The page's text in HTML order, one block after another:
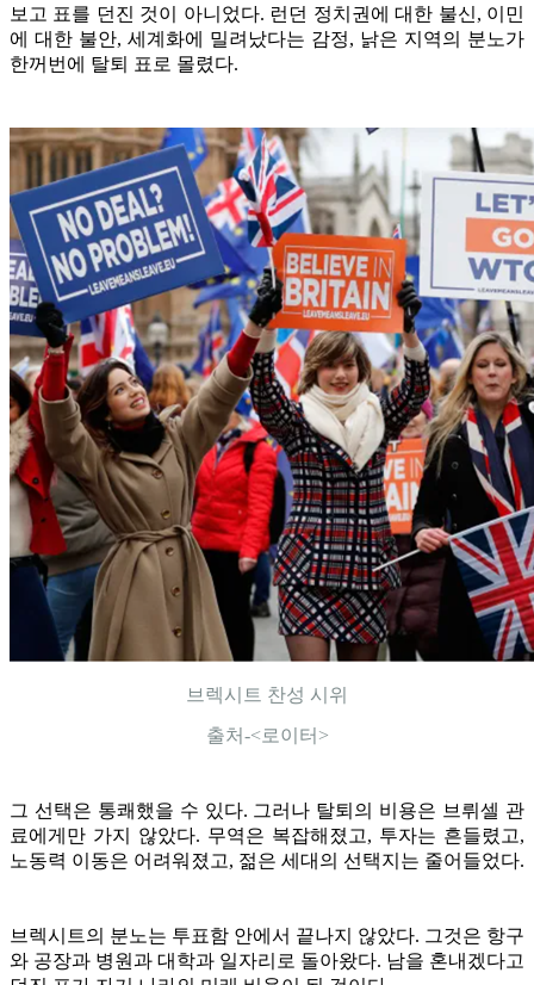
보고 표를 던진 것이 아니었다. 런던 정치권에 대한 불신, 이민
에 대한 불안, 세계화에 밀려났다는 감정, 낡은 지역의 분노가
한꺼번에 탈퇴 표로 몰렸다.
브렉시트 찬성 시위
출처-<로이터>
그 선택은 통쾌했을 수 있다. 그러나 탈퇴의 비용은 브뤼셀 관
료에게만 가지 않았다. 무역은 복잡해졌고, 투자는 흔들렸고,
노동력 이동은 어려워졌고, 젊은 세대의 선택지는 줄어들었다.
브렉시트의 분노는 투표함 안에서 끝나지 않았다. 그것은 항구
와 공장과 병원과 대학과 일자리로 돌아왔다. 남을 혼내겠다고